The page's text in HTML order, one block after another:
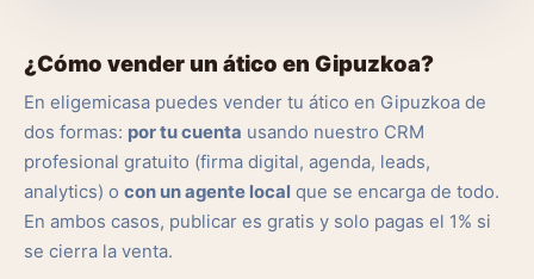
¿Cómo vender un ático en Gipuzkoa?
En eligemicasa puedes vender tu ático en Gipuzkoa de
dos formas: por tu cuenta usando nuestro CRM
profesional gratuito (firma digital, agenda, leads,
analytics) o con un agente local que se encarga de todo.
En ambos casos, publicar es gratis y solo pagas el 1% si
se cierra la venta.